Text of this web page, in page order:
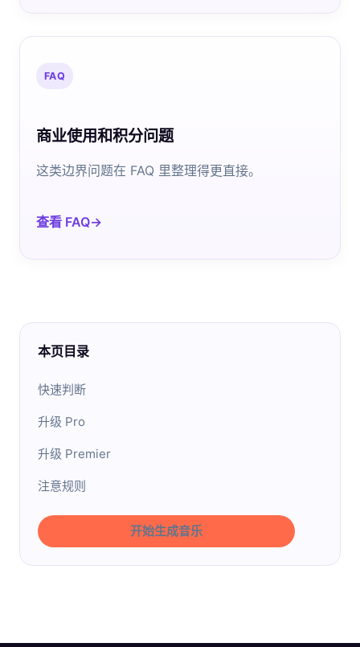
FAQ
商业使用和积分问题
这类边界问题在 FAQ 里整理得更直接。
查看 FAQ
本页目录
快速判断
升级 Pro
升级 Premier
注意规则
开始生成音乐